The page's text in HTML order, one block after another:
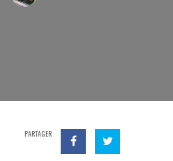
PARTAGER